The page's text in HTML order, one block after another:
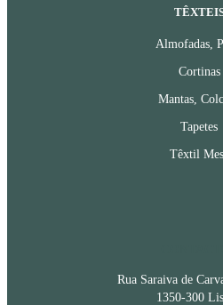
Almofadas,
Cortinas
Mantas,
Tapetes
Têxtil
Rua Saraiva de
1350-300